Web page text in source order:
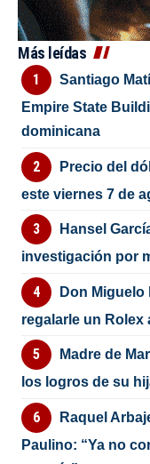
Más leídas
Santiago
Empire State
dominicana
Precio del
este viernes 7 de
Hansel
investigación por
Don Miguelo
regalarle un Rolex
Madre de
los logros de su
Raquel
Paulino: “Ya no